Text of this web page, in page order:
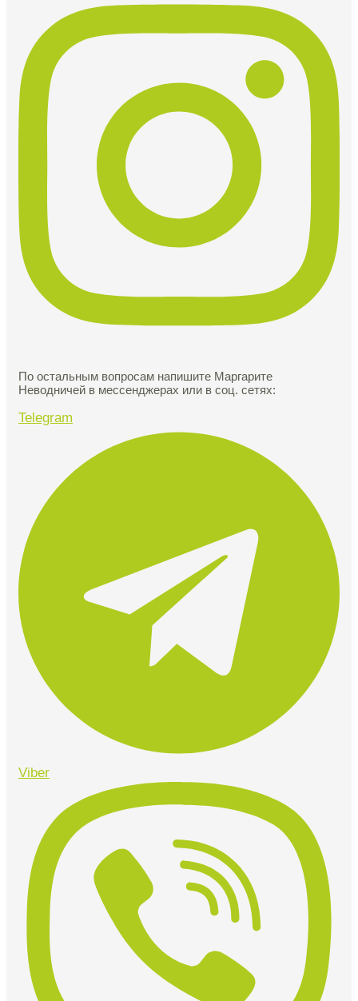
По остальным вопросам напишите Маргарите
Неводничей в мессенджерах или в соц. сетях:
Telegram
Viber